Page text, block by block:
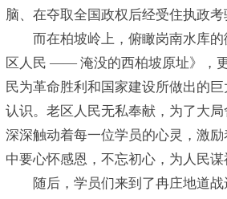
脑、在夺取全国政权后经受住执政考
而在柏坡岭上，俯瞰岗南水库
区人民 —— 淹没的西柏坡原址》，
民为革命胜利和国家建设所做出的
认识。老区人民无私奉献，为了大
深深触动着每一位学员的心灵，激
中要心怀感恩，不忘初心，为人民谋
随后，学员们来到了冉庄地道